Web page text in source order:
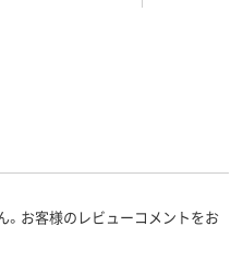
お客様のレビューコメントをお